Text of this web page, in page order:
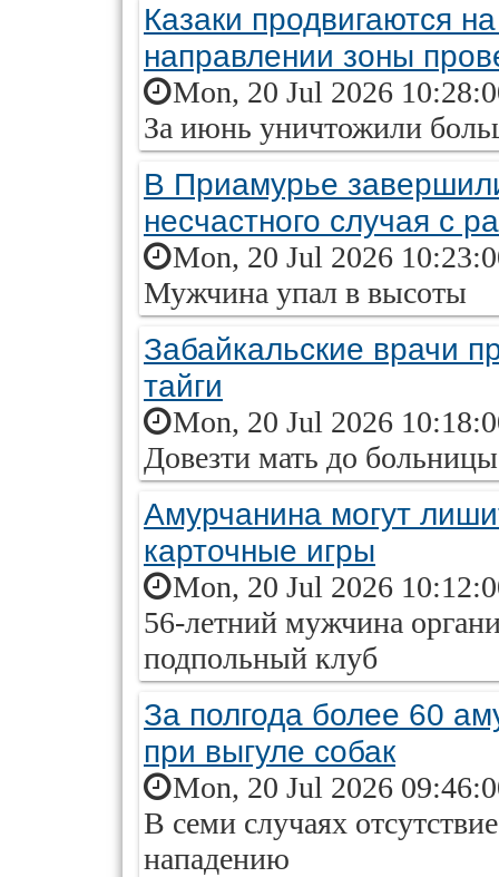
Казаки продвигаются
направлении зоны
Mon, 20 Jul 2026
За июнь уничтожили
В Приамурье
несчастного случая с
Mon, 20 Jul 2026
Мужчина упал в высоты
Забайкальские врачи
тайги
Mon, 20 Jul 2026
Довезти мать до
Амурчанина могут
карточные игры
Mon, 20 Jul 2026
56-летний мужчина
подпольный клуб
За полгода более 60
при выгуле собак
Mon, 20 Jul 2026
В семи случаях
нападению